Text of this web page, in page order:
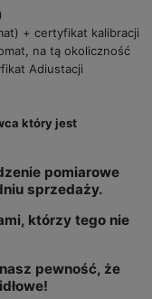
+ certyfikat kalibracji
na tą okoliczność
Adiustacji
który jest
pomiarowe
sprzedaży.
którzy tego nie
pewność, że